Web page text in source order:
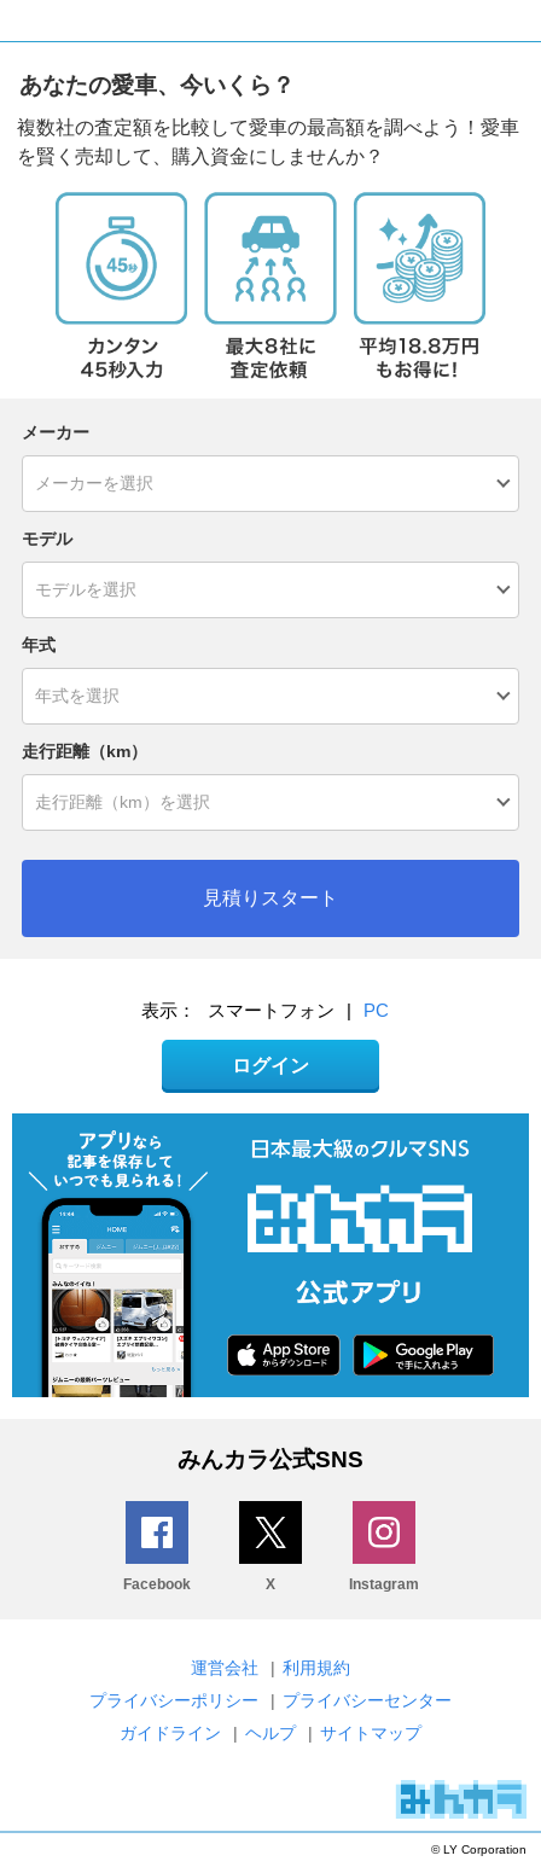
あなたの愛車、今いくら？
複数社の査定額を比較して愛車の最高額を調べよう！愛車
を賢く売却して、購入資金にしませんか？
メーカー
モデル
年式
走行距離（km）
見積りスタート
表示： スマートフォン | PC
ログイン
みんカラ公式SNS
Facebook X Instagram
運営会社 | 利用規約
プライバシーポリシー
| プライバシーセンター
ガイドライン
| ヘルプ | サイトマップ
© LY Corporation